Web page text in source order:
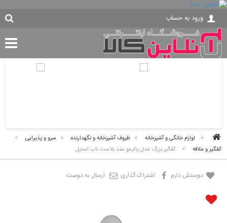
ورود به حساب
> لوازم خانگی و آشپزخانه > ظروف آشپزخانه و نگهدارنده > سرو و پذیرایی
>
کفگیر و ملاقه
> کفگیر بزرگ مدل پالرمو سند بلاست ناب استیل
دوستش دارم اشتراک گذاری ارسال به دوست